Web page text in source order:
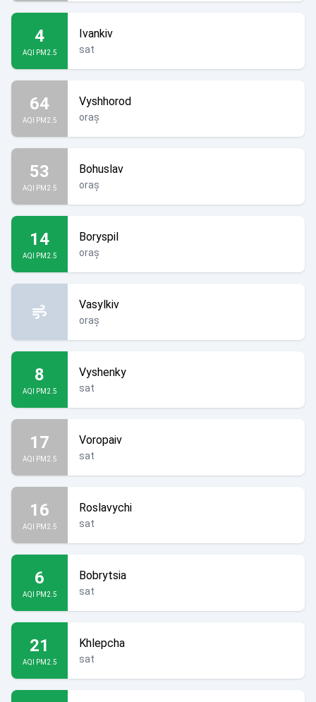
4
AQI PM2.5
Ivankiv
sat
64
AQI PM2.5
Vyshhorod
oraș
53
AQI PM2.5
Bohuslav
oraș
14
AQI PM2.5
Boryspil
oraș
Vasylkiv
oraș
8
AQI PM2.5
Vyshenky
sat
17
AQI PM2.5
Voropaiv
sat
16
AQI PM2.5
Roslavychi
sat
6
AQI PM2.5
Bobrytsia
sat
21
AQI PM2.5
Khlepcha
sat